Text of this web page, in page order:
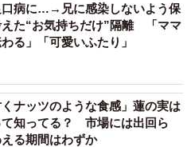
口病に…→兄に感染しないよう保
えた“お気持ちだけ”隔離 「ママ
る」「可愛いふたり」
くナッツのような食感」蓮の実は
て知ってる？ 市場には出回ら
る期間はわずか